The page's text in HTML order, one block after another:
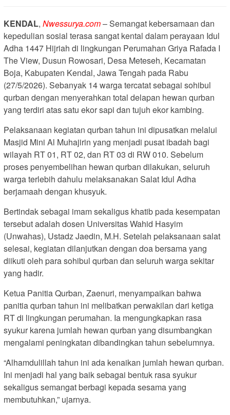
KENDAL, Nwessurya.com– Semangat kebersamaan dan
kepedulian sosial terasa sangat kental dalam perayaan Idul
Adha 1447 Hijriah di lingkungan Perumahan Griya Rafada I
The View, Dusun Rowosari, Desa Meteseh, Kecamatan
Boja, Kabupaten Kendal, Jawa Tengah pada Rabu
(27/5/2026). Sebanyak 14 warga tercatat sebagai sohibul
qurban dengan menyerahkan total delapan hewan qurban
yang terdiri atas satu ekor sapi dan tujuh ekor kambing.
Pelaksanaan kegiatan qurban tahun ini dipusatkan melalui
Masjid Mini Al Muhajirin yang menjadi pusat ibadah bagi
wilayah RT 01, RT 02, dan RT 03 di RW 010. Sebelum
proses penyembelihan hewan qurban dilakukan, seluruh
warga terlebih dahulu melaksanakan Salat Idul Adha
berjamaah dengan khusyuk.
Bertindak sebagai imam sekaligus khatib pada kesempatan
tersebut adalah dosen Universitas Wahid Hasyim
(Unwahas), Ustadz Jaedin, M.H. Setelah pelaksanaan salat
selesai, kegiatan dilanjutkan dengan doa bersama yang
diikuti oleh para sohibul qurban dan seluruh warga sekitar
yang hadir.
Ketua Panitia Qurban, Zaenuri, menyampaikan bahwa
panitia qurban tahun ini melibatkan perwakilan dari ketiga
RT di lingkungan perumahan. Ia mengungkapkan rasa
syukur karena jumlah hewan qurban yang disumbangkan
mengalami peningkatan dibandingkan tahun sebelumnya.
“Alhamdulillah tahun ini ada kenaikan jumlah hewan qurban.
Ini menjadi hal yang baik sebagai bentuk rasa syukur
sekaligus semangat berbagi kepada sesama yang
membutuhkan,” ujarnya.